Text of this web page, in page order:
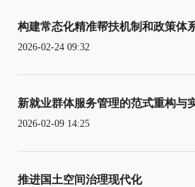
构建常态化精准帮扶机制和政策体
2026-02-24 09:32
新就业群体服务管理的范式重构与
2026-02-09 14:25
推进国土空间治理现代化